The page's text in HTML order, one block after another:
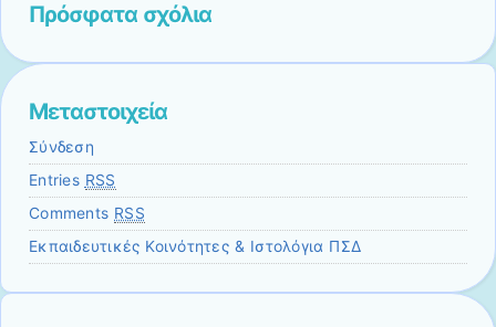
Πρόσφατα σχόλια
Μεταστοιχεία
Σύνδεση
Entries RSS
Comments RSS
Εκπαιδευτικές Κοινότητες & Ιστολόγια ΠΣΔ